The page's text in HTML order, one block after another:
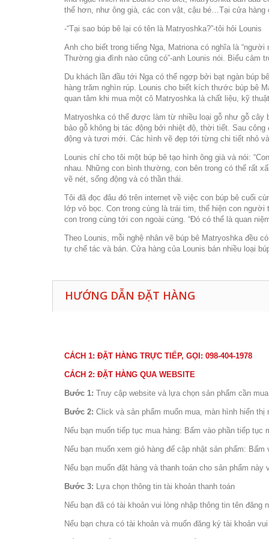
thể hơn, như ông già, các con vật, cậu bé…Tại cửa hàng
-“Tại sao búp bê lại có tên là Matryoshka?”-tôi hỏi Lounis
Anh cho biết trong tiếng Nga, Matriona có nghĩa là
Thường gia đình nào cũng có”-anh Lounis nói. Biểu cảm
Du khách lần đầu tới Nga có thể ngợp bởi bạt ngàn búp
hàng trăm nghìn rúp. Lounis cho biết kích thước búp bê
quan tâm khi mua một cô Matryoshka là chất liệu, kỹ
Matryoshka có thể được làm từ nhiều loại gỗ như gỗ
bảo gỗ không bị tác động bởi nhiệt độ, thời tiết. Sau
động và tươi mới. Các hình vẽ đẹp tới từng chi tiết nhỏ
Lounis chỉ cho tôi một búp bê tạo hình ông già và nói:
nhau. Những con bình thường, con bên trong có thể rất
vẽ nét, sống động và có thần thái.
Tôi đã đọc đâu đó trên internet về việc con búp bê cuối
lớp vỏ bọc. Con trong cùng là trái tim, thể hiện con
con trong cùng tới con ngoài cùng. “Đó có thể là quan
Theo Lounis, mỗi nghệ nhân vẽ búp bê Matryoshka
tự chế tác và bán. Cửa hàng của Lounis bán nhiều loại
HƯỚNG DẪN ĐẶT HÀNG
CÁCH 1: ĐẶT HÀNG TRỰC TIẾP, GỌI: 098-404-1978
CÁCH 2: ĐẶT HÀNG QUA WEBSITE
Bước 1: Truy cập website và lựa chọn sản phẩm cần
Bước 2: Click và sản phẩm muốn mua, màn hình hiển
Nếu bạn muốn tiếp tục mua hàng: Bấm vào phần tiếp
Nếu bạn muốn xem giỏ hàng để cập nhật sản phẩm: Bấm
Nếu bạn muốn đặt hàng và thanh toán cho sản phẩm
Bước 3: Lựa chọn thông tin tài khoản thanh toán
Nếu bạn đã có tài khoản vui lòng nhập thông tin tên
Nếu bạn chưa có tài khoản và muốn đăng ký tài khoản